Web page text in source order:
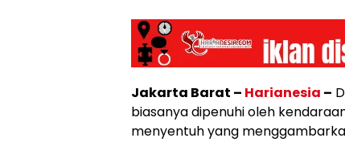
Jakarta Barat – Harianesia –
biasanya dipenuhi oleh
menyentuh yang